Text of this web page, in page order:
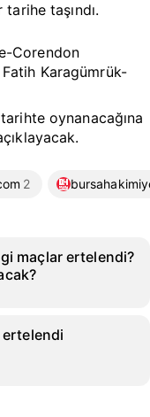
taşındı.
Corendon
Karagümrük-
oynanacağına
2
maçlar ertelendi?
ertelendi